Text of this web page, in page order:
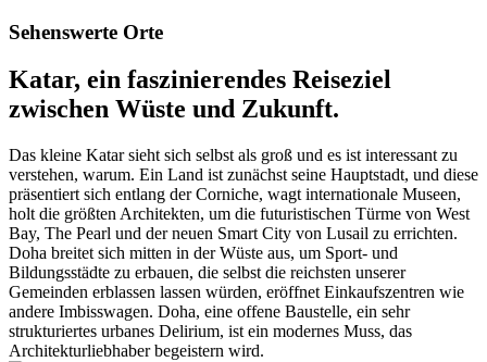
Sehenswerte Orte
Katar, ein faszinierendes Reiseziel
zwischen Wüste und Zukunft.
Das kleine Katar sieht sich selbst als groß und es ist interessant zu
verstehen, warum. Ein Land ist zunächst seine Hauptstadt, und diese
präsentiert sich entlang der Corniche, wagt internationale Museen,
holt die größten Architekten, um die futuristischen Türme von West
Bay, The Pearl und der neuen Smart City von Lusail zu errichten.
Doha breitet sich mitten in der Wüste aus, um Sport- und
Bildungsstädte zu erbauen, die selbst die reichsten unserer
Gemeinden erblassen lassen würden, eröffnet Einkaufszentren wie
andere Imbisswagen. Doha, eine offene Baustelle, ein sehr
strukturiertes urbanes Delirium, ist ein modernes Muss, das
Architekturliebhaber begeistern wird.